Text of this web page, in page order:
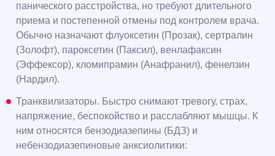
панического расстройства, но требуют длительного
приема и постепенной отмены под контролем врача.
Обычно назначают флуоксетин (Прозак), сертралин
(Золофт), пароксетин (Паксил), венлафаксин
(Эффексор), кломипрамин (Анафранил), фенелзин
(Нардил).
Транквилизаторы. Быстро снимают тревогу, страх,
напряжение, беспокойство и расслабляют мышцы. К
ним относятся бензодиазепины (БДЗ) и
небензодиазепиновые анксиолитики: